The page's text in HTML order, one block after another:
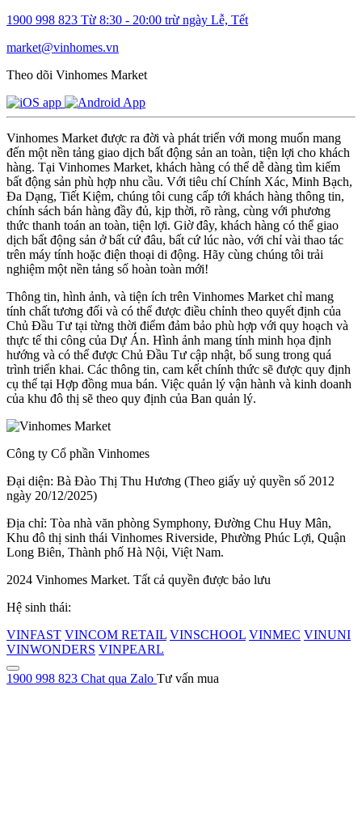
1900 998 823 Từ 8:30 - 20:00 trừ ngày Lễ, Tết
market@vinhomes.vn
Theo dõi Vinhomes Market
Vinhomes Market được ra đời và phát triển với mong muốn mang
đến một nền tảng giao dịch bất động sản an toàn, tiện lợi cho khách
hàng. Tại Vinhomes Market, khách hàng có thể dễ dàng tìm kiếm
bất động sản phù hợp nhu cầu. Với tiêu chí Chính Xác, Minh Bạch,
Đa Dạng, Tiết Kiệm, chúng tôi cung cấp tới khách hàng thông tin,
chính sách bán hàng đầy đủ, kịp thời, rõ ràng, cùng với phương
thức thanh toán an toàn, tiện lợi. Giờ đây, khách hàng có thể giao
dịch bất động sản ở bất cứ đâu, bất cứ lúc nào, với chỉ vài thao tác
trên máy tính hoặc điện thoại di động. Hãy cùng chúng tôi trải
nghiệm một nền tảng số hoàn toàn mới!
Thông tin, hình ảnh, và tiện ích trên Vinhomes Market chỉ mang
tính chất tương đối và có thể được điều chỉnh theo quyết định của
Chủ Đầu Tư tại từng thời điểm đảm bảo phù hợp với quy hoạch và
thực tế thi công của Dự Án. Hình ảnh mang tính minh họa định
hướng và có thể được Chủ Đầu Tư cập nhật, bổ sung trong quá
trình triển khai. Các thông tin, cam kết chính thức sẽ được quy định
cụ thể tại Hợp đồng mua bán. Việc quản lý vận hành và kinh doanh
của khu đô thị sẽ theo quy định của Ban quản lý.
Công ty Cổ phần Vinhomes
Đại diện: Bà Đào Thị Thu Hương (Theo giấy uỷ quyền số 2012
ngày 20/12/2025)
Địa chỉ: Tòa nhà văn phòng Symphony, Đường Chu Huy Mân,
Khu đô thị sinh thái Vinhomes Riverside, Phường Phúc Lợi, Quận
Long Biên, Thành phố Hà Nội, Việt Nam.
2024 Vinhomes Market. Tất cả quyền được bảo lưu
Hệ sinh thái:
VINFAST VINCOM RETAIL VINSCHOOL VINMEC VINUNI
VINWONDERS VINPEARL
1900 998 823 Chat qua Zalo Tư vấn mua